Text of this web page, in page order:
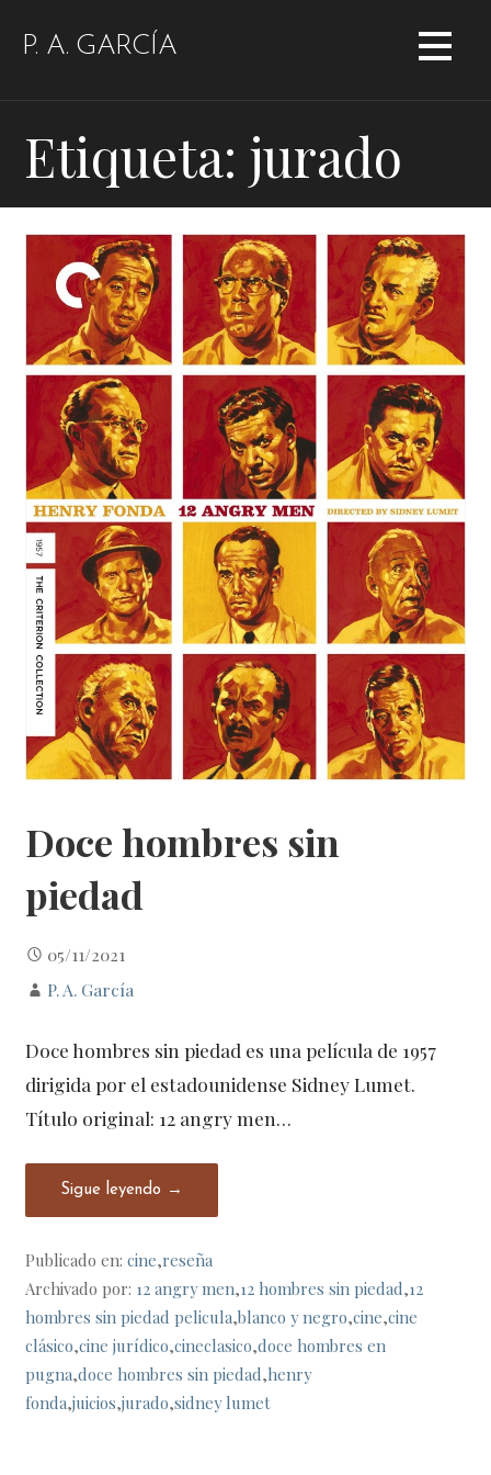
P. A. GARCÍA
Etiqueta: jurado
Doce hombres sin
piedad
05/11/2021
P. A. García
Doce hombres sin piedad es una película de 1957
dirigida por el estadounidense Sidney Lumet.
Título original: 12 angry men…
Sigue leyendo →
Publicado en:cine,reseña
Archivado por: 12 angry men,12 hombres sin piedad,12
hombres sin piedad pelicula,blanco y negro,cine,cine
clásico,cine jurídico,cineclasico,doce hombres en
pugna,doce hombres sin piedad,henry
fonda,juicios,jurado,sidney lumet